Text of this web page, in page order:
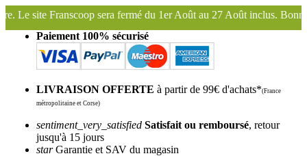
du 1er Août au 27 Août inclus. Bonnes vacances !
Franscoop, le
Paiement 100% sécurisé
LIVRAISON OFFERTE à partir de 99€ d'achats*(France
métropolitaine et Corse)
sentiment_very_satisfied Satisfait ou remboursé, retour
jusqu'à 15 jours
starGarantie et SAV du magasin